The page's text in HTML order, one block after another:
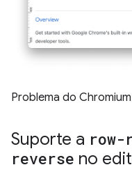
Problema do
Suporte a row-
reverse no